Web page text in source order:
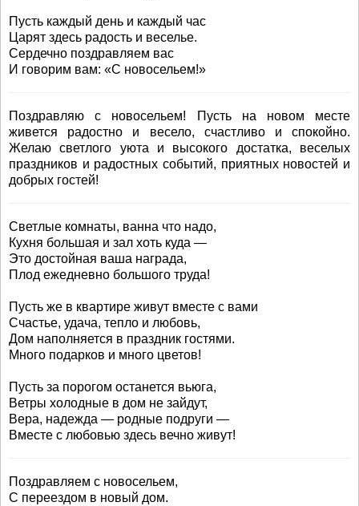
Пусть каждый день и каждый час
Царят здесь радость и веселье.
Сердечно поздравляем вас
И говорим вам: «С новосельем!»
Поздравляю с новосельем! Пусть на новом месте
живется радостно и весело, счастливо и спокойно.
Желаю светлого уюта и высокого достатка, веселых
праздников и радостных событий, приятных новостей и
добрых гостей!
Светлые комнаты, ванна что надо,
Кухня большая и зал хоть куда —
Это достойная ваша награда,
Плод ежедневно большого труда!
Пусть же в квартире живут вместе с вами
Счастье, удача, тепло и любовь,
Дом наполняется в праздник гостями.
Много подарков и много цветов!
Пусть за порогом останется вьюга,
Ветры холодные в дом не зайдут,
Вера, надежда — родные подруги —
Вместе с любовью здесь вечно живут!
Поздравляем с новосельем,
С переездом в новый дом.